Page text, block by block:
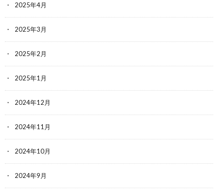
2025年4月
2025年3月
2025年2月
2025年1月
2024年12月
2024年11月
2024年10月
2024年9月